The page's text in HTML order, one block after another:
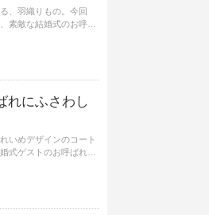
、羽織りもの。今回
素敵な結婚式のお呼ば
れにふさわし
いめデザインのコート
式ゲストのお呼ばれス